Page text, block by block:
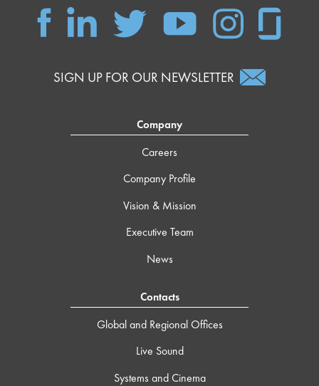
SIGN UP FOR OUR NEWSLETTER
Company
Careers
Company Profile
Vision & Mission
Executive Team
News
Contacts
Global and Regional Offices
Live Sound
Systems and Cinema